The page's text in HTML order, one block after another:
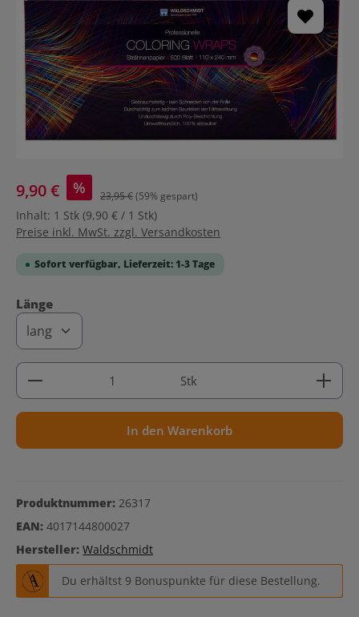
9,90 € % 23,95 €(59% gespart)
Inhalt: 1 Stk (9,90 € / 1 Stk)
Preise inkl. MwSt. zzgl. Versandkosten
Sofort verfügbar, Lieferzeit: 1-3 Tage
Längeauswählen
Produkt Anzahl: Gib den gewünschten Wert ein
Stk
In den Warenkorb
Produktnummer: 26317
EAN: 4017144800027
Hersteller: Waldschmidt
Du erhältst 9 Bonuspunkte für diese Bestellung.